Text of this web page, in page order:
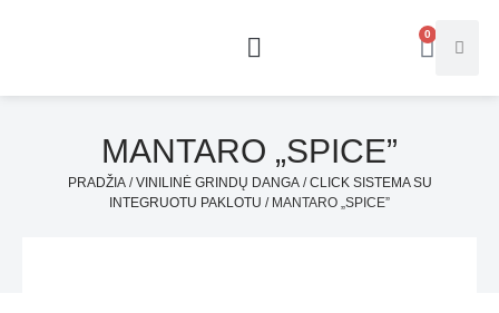
0
MANTARO „SPICE”
PRADŽIA/VINILINĖ GRINDŲ DANGA/CLICK SISTEMA SU
INTEGRUOTU PAKLOTU / MANTARO „SPICE”